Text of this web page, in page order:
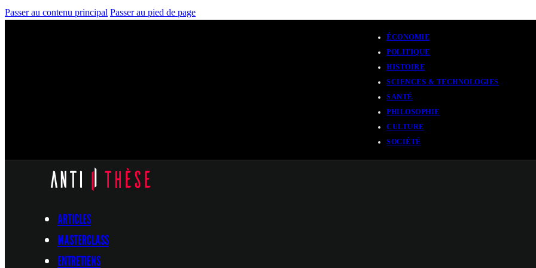
Passer au contenu principal Passer au pied de page
ÉCONOMIE
POLITIQUE
HISTOIRE
SCIENCES & TECHNOLOGIES
SANTÉ
PHILOSOPHIE
CULTURE
SOCIÉTÉ
ARTICLES
MASTERCLASS
ENTRETIENS